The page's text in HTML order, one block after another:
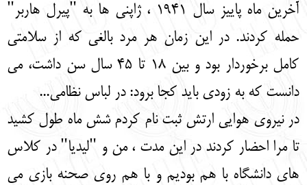
آخرین ماه پاییز سال 1941 ، ژاپنی ها به "پیرل هاربر"
حمله کردند. در این زمان هر مرد بالغی که از سلامتی
کامل برخوردار بود و بین 18 تا 45 سال سن داشت، می
دانست که به زودی باید کجا برود: در لباس نظامی...
در نیروی هوایی ارتش ثبت نام کردم شش ماه طول کشید
تا مرا احضار کردند در این مدت ، من و "لیدیا" در کلاس
های دانشگاه با هم بودیم و با هم روی صحنه بازی می